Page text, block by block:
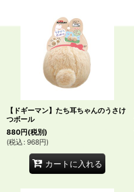
【ドギーマン】たち耳ちゃんのうさけ
つボール
880円(税別)
(税込 : 968円)
カートに入れる